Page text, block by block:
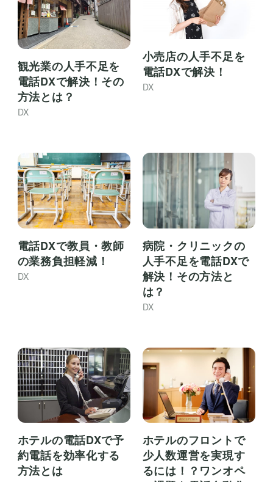
観光業の人手不足を
電話DXで解決！その
方法とは？
DX
小売店の人手不足を
電話DXで解決！
DX
電話DXで教員・教師
の業務負担軽減！
DX
病院・クリニックの
人手不足を電話DXで
解決！その方法と
は？
DX
ホテルの電話DXで予
約電話を効率化する
方法とは
ホテルのフロントで
少人数運営を実現す
るには！？ワンオペ